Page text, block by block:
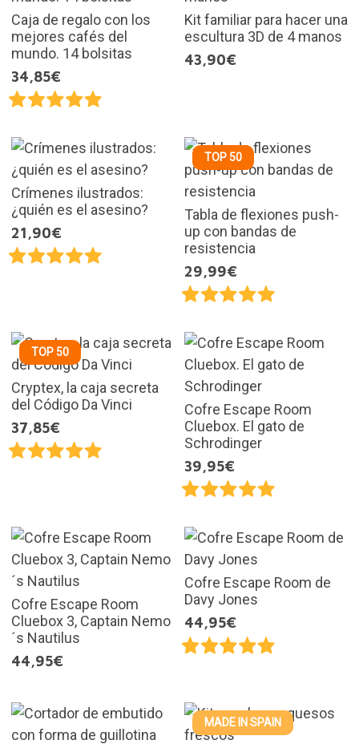
Caja de regalo con los
mejores cafés del
mundo. 14 bolsitas
34,85€
Kit familiar para hacer una
escultura 3D de 4 manos
43,90€
Crímenes ilustrados:
¿quién es el asesino?
21,90€
TOP 50
Tabla de flexiones push-
up con bandas de
resistencia
29,99€
TOP 50
Cryptex, la caja secreta
del Código Da Vinci
37,85€
Cofre Escape Room
Cluebox. El gato de
Schrodinger
39,95€
Cofre Escape Room
Cluebox 3, Captain Nemo
´s Nautilus
44,95€
Cofre Escape Room de
Davy Jones
44,95€
MADE IN SPAIN